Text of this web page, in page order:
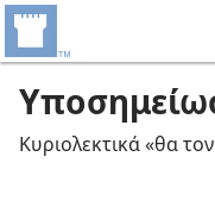
Κυριολεκτικά «θα